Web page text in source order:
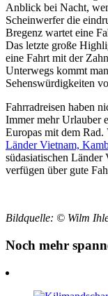
Anblick bei Nacht,
Scheinwerfer die
Bregenz wartet eine
Das letzte große
eine Fahrt mit der
Unterwegs kommt
Sehenswürdigkeiten
Fahrradreisen haben
Immer mehr Urlauber
Europas mit dem Rad.
Länder Vietnam,
südasiatischen
verfügen über gute
Bildquelle: © Wilm
Noch mehr